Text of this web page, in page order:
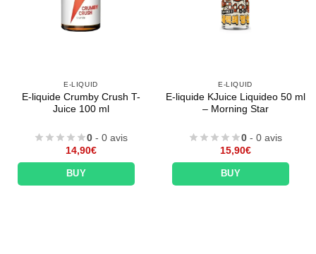
E-LIQUID
E-liquide Crumby Crush T-
Juice 100 ml
0 - 0 avis
14,90€
BUY
E-LIQUID
E-liquide KJuice Liquideo 50 ml
– Morning Star
0 - 0 avis
15,90€
BUY